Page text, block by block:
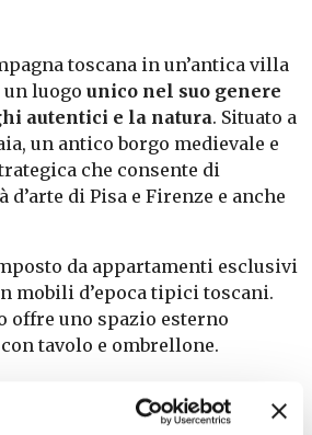
toscana in un’antica villa
luogo unico nel suo genere
autentici e la natura. Situato a
un antico borgo medievale e
che consente di
di Pisa e Firenze e anche
da appartamenti esclusivi
mobili d’epoca tipici toscani.
offre uno spazio esterno
tavolo e ombrellone.